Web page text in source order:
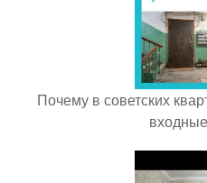
Почему в советских